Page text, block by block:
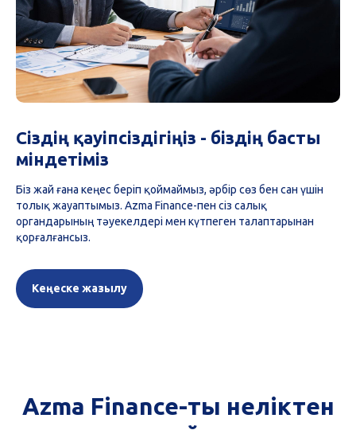
Сіздің қауіпсіздігіңіз - біздің басты
міндетіміз
Біз жай ғана кеңес беріп қоймаймыз, әрбір сөз бен сан үшін
толық жауаптымыз. Azma Finance-пен сіз салық
органдарының тәуекелдері мен күтпеген талаптарынан
қорғалғансыз.
Кеңеске жазылу
Azma Finance-ты неліктен